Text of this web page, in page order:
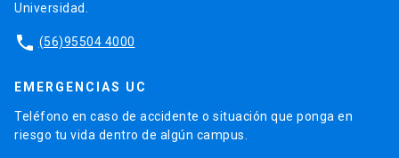
Universidad.
phone (56)95504 4000
EMERGENCIAS UC
Teléfono en caso de accidente o situación que ponga en
riesgo tu vida dentro de algún campus.